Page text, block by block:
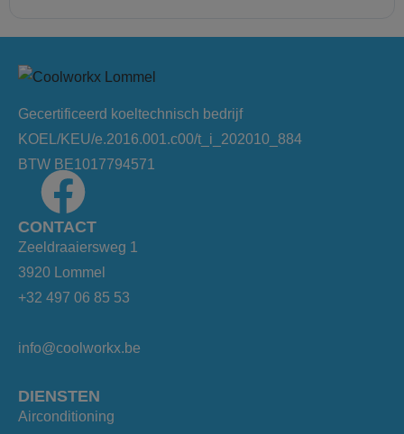
Gecertificeerd koeltechnisch bedrijf
KOEL/KEU/e.2016.001.c00/t_i_202010_884
BTW BE1017794571
CONTACT
Zeeldraaiersweg 1
3920 Lommel
+32 497 06 85 53
info@coolworkx.be
DIENSTEN
Airconditioning